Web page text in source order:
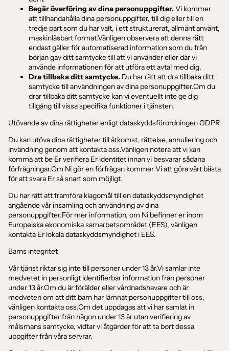
Begär överföring av dina personuppgifter.Vi kommer
att tillhandahålla dina personuppgifter, till dig eller till en
tredje part som du har valt, i ett strukturerat, allmänt använt,
maskinläsbart format.Vänligen observera att denna rätt
endast gäller för automatiserad information som du från
början gav ditt samtycke till att vi använder eller där vi
använde informationen för att utföra ett avtal med dig.
Dra tillbaka ditt samtycke. Du har rätt att dra tillbaka ditt
samtycke till användningen av dina personuppgifter.Om du
drar tillbaka ditt samtycke kan vi eventuellt inte ge dig
tillgång till vissa specifika funktioner i tjänsten.
Utövande av dina rättigheter enligt dataskyddsförordningen GDPR
Du kan utöva dina rättigheter till åtkomst, rättelse, annullering och
invändning genom att kontakta oss.Vänligen notera att vi kan
komma att be Er verifiera Er identitet innan vi besvarar sådana
förfrågningar.Om Ni gör en förfrågan kommer Vi att göra vårt bästa
för att svara Er så snart som möjligt.
Du har rätt att framföra klagomål till en dataskyddsmyndighet
angående vår insamling och användning av dina
personuppgifter.För mer information, om Ni befinner er inom
Europeiska ekonomiska samarbetsområdet (EES), vänligen
kontakta Er lokala dataskyddsmyndighet i EES.
Barns integritet
Vår tjänst riktar sig inte till personer under 13 år.Vi samlar inte
medvetet in personligt identifierbar information från personer
under 13 år.Om du är förälder eller vårdnadshavare och är
medveten om att ditt barn har lämnat personuppgifter till oss,
vänligen kontakta oss.Om det uppdagas att vi har samlat in
personuppgifter från någon under 13 år utan verifiering av
målsmans samtycke, vidtar vi åtgärder för att ta bort dessa
uppgifter från våra servrar.